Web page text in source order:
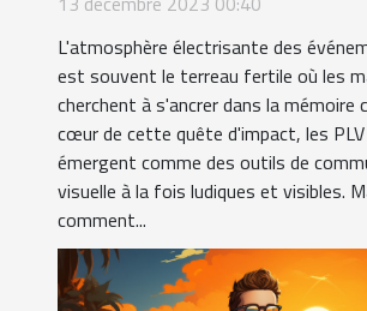
événements sportifs ?
L'atmosphère électrisante des
est souvent le terreau fertile où les
cherchent à s'ancrer dans la mémoire
cœur de cette quête d'impact, les
émergent comme des outils de
visuelle à la fois ludiques et visibles.
comment...